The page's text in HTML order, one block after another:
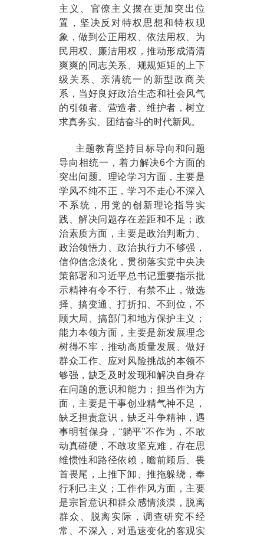
主义、官僚主义摆在更加突出位
置，坚决反对特权思想和特权现
象，做到公正用权、依法用权、为
民用权、廉洁用权，推动形成清清
爽爽的同志关系、规规矩矩的上下
级关系、亲清统一的新型政商关
系，当好良好政治生态和社会风气
的引领者、营造者、维护者，树立
求真务实、团结奋斗的时代新风。
主题教育坚持目标导向和问题
导向相统一，着力解决6个方面的
突出问题。理论学习方面，主要是
学风不纯不正，学习不走心不深入
不系统，用党的创新理论指导实
践、解决问题存在差距和不足；政
治素质方面，主要是政治判断力、
政治领悟力、政治执行力不够强，
信仰信念淡化，贯彻落实党中央决
策部署和习近平总书记重要指示批
示精神有令不行、有禁不止，做选
择、搞变通、打折扣、不到位，不
顾大局、搞部门和地方保护主义；
能力本领方面，主要是新发展理念
树得不牢，推动高质量发展、做好
群众工作、应对风险挑战的本领不
够强，缺乏及时发现和解决自身存
在问题的意识和能力；担当作为方
面，主要是干事创业精气神不足，
缺乏担责意识，缺乏斗争精神，遇
事明哲保身，“躺平”不作为，不敢
动真碰硬，不敢攻坚克难，存在思
维惯性和路径依赖，瞻前顾后、畏
首畏尾，上推下卸、推拖躲绕，奉
行利己主义；工作作风方面，主要
是宗旨意识和群众感情淡漠，脱离
群众、脱离实际，调查研究不经
常、不深入，对迅速变化的客观实